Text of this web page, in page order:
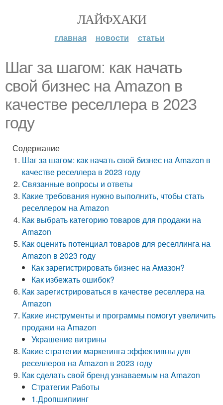
ЛАЙФХАКИ
главная новости статьи
Шаг за шагом: как начать
свой бизнес на Amazon в
качестве реселлера в 2023
году
Содержание
Шаг за шагом: как начать свой бизнес на Amazon в
качестве реселлера в 2023 году
Связанные вопросы и ответы
Какие требования нужно выполнить, чтобы стать
реселлером на Amazon
Как выбрать категорию товаров для продажи на
Amazon
Как оценить потенциал товаров для реселлинга на
Amazon в 2023 году
Как зарегистрировать бизнес на Амазон?
Как избежать ошибок?
Как зарегистрироваться в качестве реселлера на
Amazon
Какие инструменты и программы помогут увеличить
продажи на Amazon
Украшение витрины
Какие стратегии маркетинга эффективны для
реселлеров на Amazon в 2023 году
Как сделать свой бренд узнаваемым на Amazon
Стратегии Работы
1.Дропшипиинг